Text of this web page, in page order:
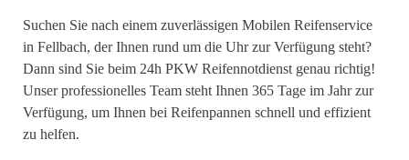
Suchen Sie nach einem zuverlässigen Mobilen Reifenservice
in Fellbach, der Ihnen rund um die Uhr zur Verfügung steht?
Dann sind Sie beim 24h PKW Reifennotdienst genau richtig!
Unser professionelles Team steht Ihnen 365 Tage im Jahr zur
Verfügung, um Ihnen bei Reifenpannen schnell und effizient
zu helfen.